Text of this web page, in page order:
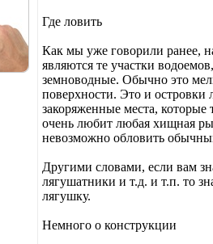
Где ловить
Как мы уже говорили ранее,
являются те участки
земноводные. Обычно это
поверхности. Это и островки
закоряженные места,
очень любит любая хищная
невозможно обловить
Другими словами, если вам
лягушатники и т.д. и т.п. то
лягушку.
Немного о конструкции